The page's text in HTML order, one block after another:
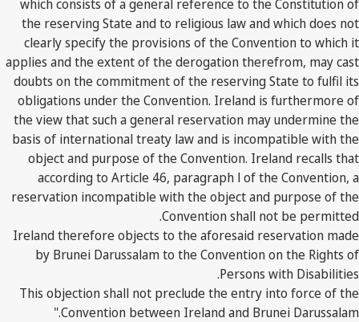
which consists of a general reference to the Constitution of
the reserving State and to religious law and which does not
clearly specify the provisions of the Convention to which it
applies and the extent of the derogation therefrom, may cast
doubts on the commitment of the reserving State to fulfil its
obligations under the Convention. Ireland is furthermore of
the view that such a general reservation may undermine the
basis of international treaty law and is incompatible with the
object and purpose of the Convention. Ireland recalls that
according to Article 46, paragraph l of the Convention, a
reservation incompatible with the object and purpose of the
Convention shall not be permitted.
Ireland therefore objects to the aforesaid reservation made
by Brunei Darussalam to the Convention on the Rights of
Persons with Disabilities.
This objection shall not preclude the entry into force of the
Convention between Ireland and Brunei Darussalam."